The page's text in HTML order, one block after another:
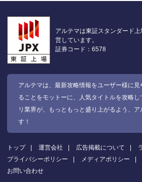
アルテマは東証スタンダード
営しています。
証券コード：6578
アルテマは、最新攻略情報をユーザー様に見
ることをモットーに、人気タイトルを攻略
リ業界が、もっともっと盛り上がるよう、
す！
トップ 運営会社 広告掲載について
プライバシーポリシー
メディアポリシー
お問い合わせ